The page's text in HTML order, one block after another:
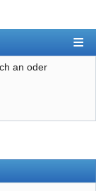
an oder